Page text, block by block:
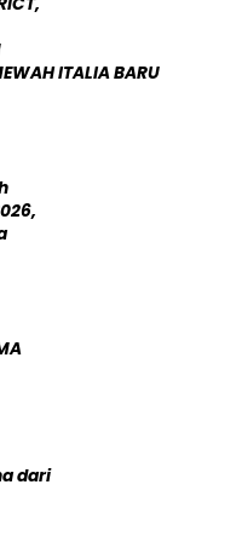
ITALIA BARU
dari